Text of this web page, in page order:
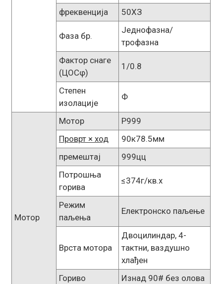
фреквенција 50ХЗ
Фаза бр.
Једнофазна/
трофазна
Фактор снаге
(ЦОСφ)
1/0.8
Степен
изолације
Ф
Мотор
Мотор
Р999
Проврт × ход
90к78.5мм
премештај
999цц
Потрошња
горива
≤374г/кв.х
Режим
паљења
Електронско паљење
Врста мотора
Двоцилиндар, 4-
тактни, ваздушно
хлађен
Гориво
Изнад 90# без олова